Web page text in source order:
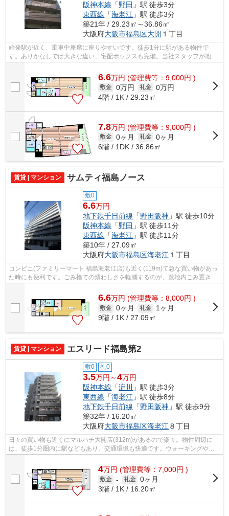
阪神本線 「野田 」駅 徒歩3分
東西線 「海老江 」駅 徒歩3分
築21年 / 29.23㎡～36.86㎡
大阪府大阪市福島区大開 １丁目
始発駅が近く、乗車中座席に座りやすいです。徒歩1分に駅がある物件で
す。ありかなしでは大きな違い、宅配ボックスも完備。当社スタッフが地域
6.6万円 (管理費等：9,000円 )
敷金 0万円 礼金 0万円
4階 / 1K / 29.23㎡
7.8万円 (管理費等：9,000円 )
敷金 0ヶ月 礼金 0ヶ月
6階 / 1DK / 36.86㎡
賃貸 | マンション サムティ福島ノース
敷0
6.6万円
地下鉄千日前線 「野田阪神 」駅 徒歩10分
阪神本線 「野田 」駅 徒歩11分
東西線 「海老江 」駅 徒歩11分
築10年 / 27.09㎡
大阪府大阪市福島区海老江 １丁目
コンビニ(ファミリーマート 福島海老江店)も近く(119m)て急な買い物があっ
た時にも便利です。ごみ捨ての煩わしさを軽減するのが、敷地内ごみ置き場
です。重たい荷物の持ち運びに役立つ...
6.6万円 (管理費等：8,000円 )
敷金 0ヶ月 礼金
1ヶ月
9階 / 1K / 27.09㎡
賃貸 | マンション エスリード福島第2
敷0 礼0
3.5万円～4万円
阪神本線 「淀川
」駅 徒歩3分
東西線 「海老江 」駅 徒歩8分
地下鉄千日前線 「野田阪神 」駅 徒歩9分
築32年 / 16.20㎡
大阪府大阪市福島区海老江 ８丁目
日々の買い物も近くにマルハチ大開店(312m)があるので楽々。物件周辺に
は、徒歩1分圏内に駅などもあり、交通環境も快適です。ウォーキングやラ
ンニングが趣味の方に住んでもらいたいの...
4万円 (管理費等：7,000円 )
敷金 - 礼金 0ヶ月
3階 / 1K / 16.20㎡